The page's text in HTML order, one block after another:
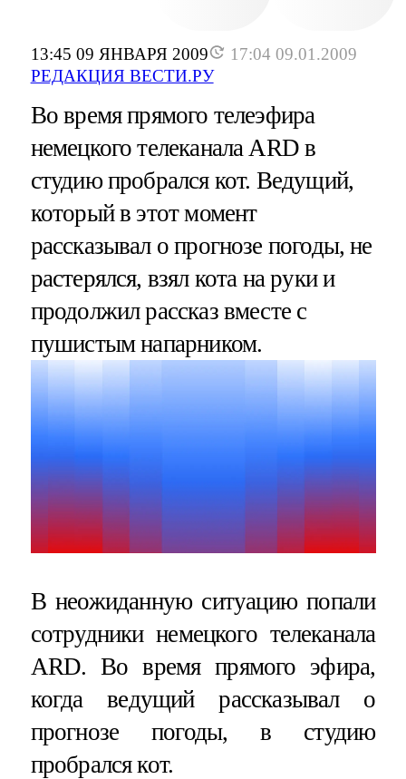
13:45 09 ЯНВАРЯ 2009
17:04 09.01.2009
РЕДАКЦИЯ ВЕСТИ.РУ
Во время прямого телеэфира
немецкого телеканала ARD в
студию пробрался кот. Ведущий,
который в этот момент
рассказывал о прогнозе погоды, не
растерялся, взял кота на руки и
продолжил рассказ вместе с
пушистым напарником.
В неожиданную ситуацию попали
сотрудники немецкого телеканала
ARD. Во время прямого эфира,
когда ведущий рассказывал о
прогнозе погоды, в студию
пробрался кот.